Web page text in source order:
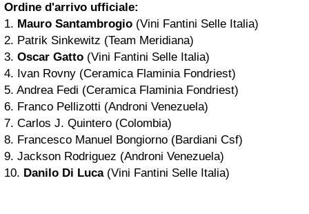
Ordine d'arrivo ufficiale:
1. Mauro Santambrogio (Vini Fantini Selle Italia)
2. Patrik Sinkewitz (Team Meridiana)
3. Oscar Gatto (Vini Fantini Selle Italia)
4. Ivan Rovny (Ceramica Flaminia Fondriest)
5. Andrea Fedi (Ceramica Flaminia Fondriest)
6. Franco Pellizotti (Androni Venezuela)
7. Carlos J. Quintero (Colombia)
8. Francesco Manuel Bongiorno (Bardiani Csf)
9. Jackson Rodriguez (Androni Venezuela)
10. Danilo Di Luca(Vini Fantini Selle Italia)